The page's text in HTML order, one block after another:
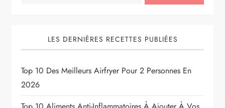
LES DERNIÈRES RECETTES PUBLIÉES
Top 10 Des Meilleurs Airfryer Pour 2 Personnes En
2026